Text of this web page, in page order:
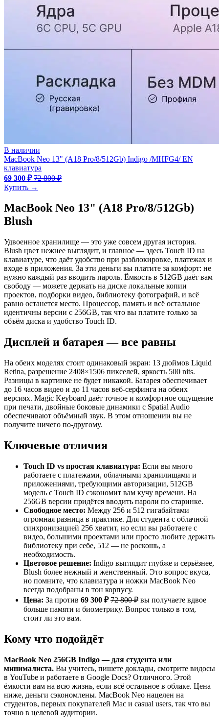
В наличии
MacBook Neo 13" (A18 Pro/8/512Gb) Indigo /MHFG4/ EN
клавиатура
69 300 ₽ 72 800 ₽
Купить →
MacBook Neo 13" (A18 Pro/8/512Gb)
Blush
Удвоенное хранилище — это уже совсем другая история.
Blush цвет нежнее выглядит, и главное — здесь Touch ID на
клавиатуре, что даёт удобство при разблокировке, платежах и
входе в приложения. За эти деньги вы платите за комфорт: не
нужно каждый раз вводить пароль. Ёмкость в 512GB даёт вам
свободу — можете держать на диске локальные копии
проектов, подборки видео, библиотеку фотографий, и всё
равно останется место. Процессор, память и всё остальное
идентичны версии с 256GB, так что вы платите только за
объём диска и удобство Touch ID.
Дисплей и батарея — все равны
На обеих моделях стоит одинаковый экран: 13 дюймов Liquid
Retina, разрешение 2408×1506 пикселей, яркость 500 nits.
Разницы в картинке не будет никакой. Батарея обеспечивает
до 16 часов видео и до 11 часов веб-серфинга на обеих
версиях. Magic Keyboard даёт точное и комфортное ощущение
при печати, двойные боковые динамики с Spatial Audio
обеспечивают объёмный звук. В этом отношении вы не
получите ничего по-другому.
Ключевые отличия
Touch ID vs простая клавиатура: Если вы много
работаете с платежами, облачными хранилищами и
приложениями, требующими авторизации, 512GB
модель с Touch ID сэкономит вам кучу времени. На
256GB версии придётся вводить пароли по старинке.
Свободное место: Между 256 и 512 гигабайтами
огромная разница в практике. Для студента с облачной
синхронизацией 256 хватит, но если вы работаете с
видео, большими проектами или просто любите держать
библиотеку при себе, 512 — не роскошь, а
необходимость.
Цветовое решение: Indigo выглядит глубже и серьёзнее,
Blush более нежный и женственный. Это вопрос вкуса,
но помните, что клавиатура и ножки MacBook Neo
всегда подобраны в тон корпусу.
Цена: За против 69 300 ₽ 72 800 ₽ вы получаете вдвое
больше памяти и биометрику. Вопрос только в том,
стоит ли это вам.
Кому что подойдёт
MacBook Neo 256GB Indigo — для студента или
минималиста. Вы учитесь, пишете доклады, смотрите видосы
в YouTube и работаете в Google Docs? Отличного. Этой
ёмкости вам на всю жизнь, если всё остальное в облаке. Цена
ниже, деньги сэкономлены. MacBook Neo нацелен на
студентов, первых покупателей Mac и casual users, так что вы
точно в целевой аудитории.